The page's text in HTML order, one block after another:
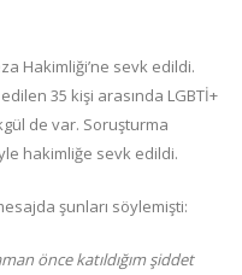
Hakimliği’ne sevk edildi.
35 kişi arasında LGBTİ+
de var. Soruşturma
hakimliğe sevk edildi.
şunları söylemişti:
önce katıldığım şiddet